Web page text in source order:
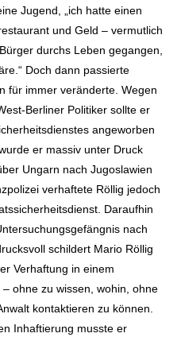
Jugend, „ich hatte einen
und Geld – vermutlich
durchs Leben gegangen,
Doch dann passierte
für immer veränderte. Wegen
Berliner Politiker sollte er
angeworben
er massiv unter Druck
Ungarn nach Jugoslawien
verhaftete Röllig jedoch
Daraufhin
nach
schildert Mario Röllig
Verhaftung in einem
ohne zu wissen, wohin, ohne
kontaktieren zu können.
Inhaftierung musste er